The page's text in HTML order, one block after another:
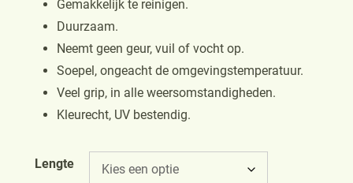
Gemakkelijk te reinigen.
Duurzaam.
Neemt geen geur, vuil of vocht op.
Soepel, ongeacht de omgevingstemperatuur.
Veel grip, in alle weersomstandigheden.
Kleurecht, UV bestendig.
Lengte